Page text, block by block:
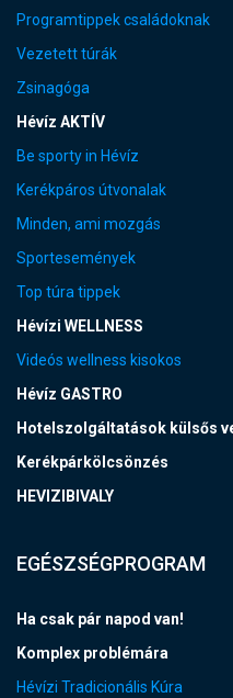
Programtippek családoknak
Vezetett túrák
Zsinagóga
Hévíz AKTÍV
Be sporty in Hévíz
Kerékpáros útvonalak
Minden, ami mozgás
Sportesemények
Top túra tippek
Hévízi WELLNESS
Videós wellness kisokos
Hévíz GASTRO
Hotelszolgáltatások külsős
Kerékpárkölcsönzés
HEVIZIBIVALY
EGÉSZSÉGPROGRAM
Ha csak pár napod van!
Komplex problémára
Hévízi Tradicionális Kúra